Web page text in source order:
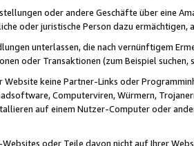
oder andere Geschäfte über eine
oder juristische Person dazu
unterlassen, die nach vernünftigem
oder Transaktionen (zum Beispiel
Website keine Partner-Links oder
Computerviren, Würmern,
auf einem Nutzer-Computer oder
oder Teile davon nicht auf Ihrer